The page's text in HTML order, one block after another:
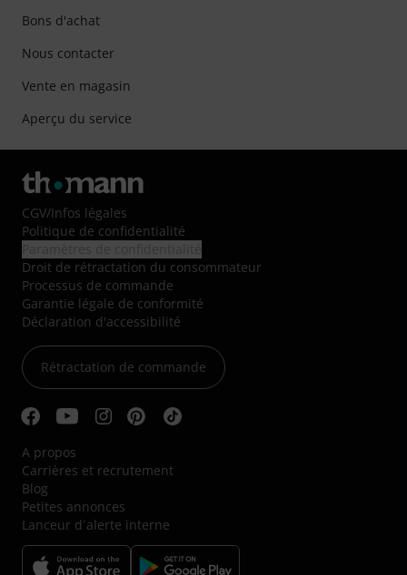
Bons d'achat
Nous contacter
Vente en magasin
Aperçu du service
CGV/Infos légales
Politique de confidentialité
Droit de rétractation du consommateur
Processus de commande
Garantie légale de conformité
Déclaration d'accessibilité
Rétractation de commande
A propos
Carrières et recrutement
Blog
Petites annonces
Lanceur d´alerte interne